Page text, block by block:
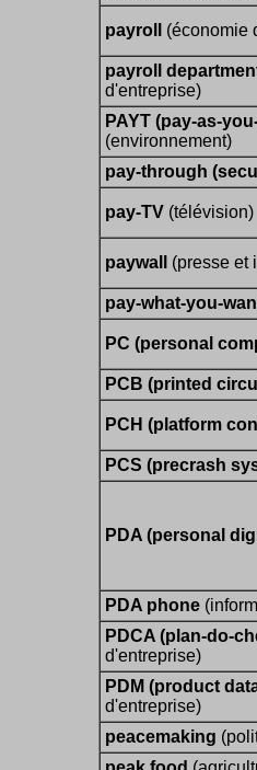
payroll (économie
payroll
d'entreprise)
PAYT (pay-as-
(environnement)
pay-through
pay-TV (télévision)
paywall (presse et
pay-what-you-
PC (personal
PCB (printed
PCH (platform
PCS (precrash
PDA (personal
PDA phone
PDCA (plan-do-
d'entreprise)
PDM (product
d'entreprise)
peacemaking